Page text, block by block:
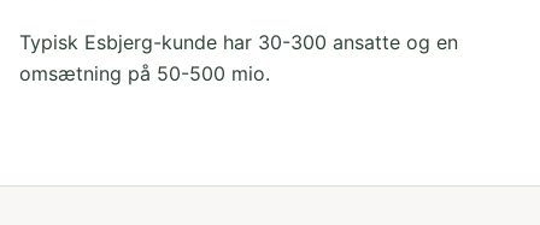
Typisk Esbjerg-kunde har 30-300 ansatte og en
omsætning på 50-500 mio.